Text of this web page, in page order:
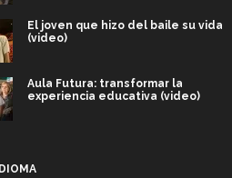
El joven que hizo del baile su vida
(video)
Aula Futura: transformar la
experiencia educativa (video)